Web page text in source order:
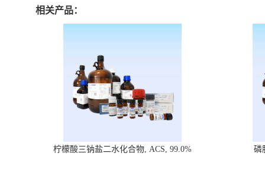
相关产品：
柠檬酸三钠盐二水化合物, ACS, 99.0% 磷